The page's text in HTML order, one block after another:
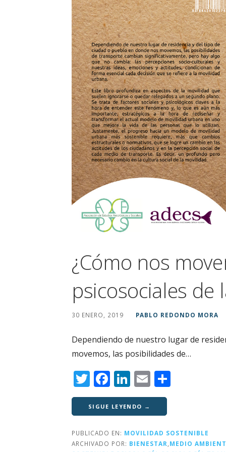
¿Cómo nos
psicosociales
30 ENERO, 2019 PABLO REDONDO MORA
Dependiendo de nuestro lugar de
movemos, las posibilidades de…
T
w
it
te
r
F
a
c
e
b
Li
n
k
e
dI
E
m
ai
l p
a
SIGUE LEYENDO →
PUBLICADO EN: MOVILIDAD SOSTENIBLE
ARCHIVADO POR: BIENESTAR,MEDIO